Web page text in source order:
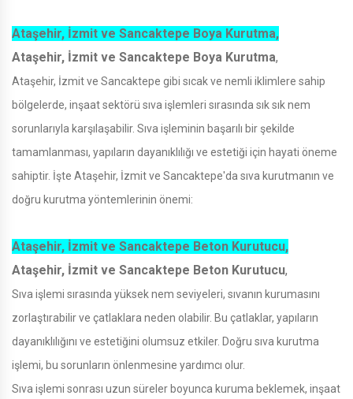
Ataşehir, İzmit ve Sancaktepe Boya Kurutma,
Ataşehir, İzmit ve Sancaktepe Boya Kurutma,
Ataşehir, İzmit ve Sancaktepe gibi sıcak ve nemli iklimlere sahip
bölgelerde, inşaat sektörü sıva işlemleri sırasında sık sık nem
sorunlarıyla karşılaşabilir. Sıva işleminin başarılı bir şekilde
tamamlanması, yapıların dayanıklılığı ve estetiği için hayati öneme
sahiptir. İşte Ataşehir, İzmit ve Sancaktepe'da sıva kurutmanın ve
doğru kurutma yöntemlerinin önemi:
Ataşehir, İzmit ve Sancaktepe Beton Kurutucu,
Ataşehir, İzmit ve Sancaktepe Beton Kurutucu,
Sıva işlemi sırasında yüksek nem seviyeleri, sıvanın kurumasını
zorlaştırabilir ve çatlaklara neden olabilir. Bu çatlaklar, yapıların
dayanıklılığını ve estetiğini olumsuz etkiler. Doğru sıva kurutma
işlemi, bu sorunların önlenmesine yardımcı olur.
Sıva işlemi sonrası uzun süreler boyunca kuruma beklemek, inşaat